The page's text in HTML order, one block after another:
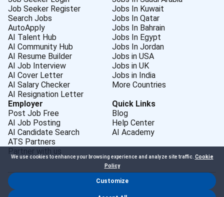
Job Seeker Register
Search Jobs
AutoApply
AI Talent Hub
AI Community Hub
AI Resume Builder
AI Job Interview
AI Cover Letter
AI Salary Checker
AI Resignation Letter
Jobs In Kuwait
Jobs In Qatar
Jobs In Bahrain
Jobs In Egypt
Jobs In Jordan
Jobs in USA
Jobs in UK
Jobs in India
More Countries
Employer
Post Job Free
AI Job Posting
AI Candidate Search
ATS Partners
Partner with us
Quick Links
Blog
Help Center
AI Academy
We use cookies to enhance your browsing experience and analyze site traffic. Cookie
Policy
Customize